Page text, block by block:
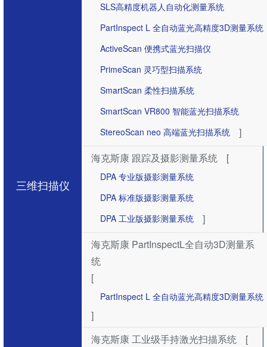
三维扫描仪
SLS高精度机器人自动化测量系统
PartInspect L 全自动蓝光高精度3D测量系统
ActiveScan 便携式蓝光扫描仪
PrimeScan 灵巧型扫描系统
SmartScan 柔性扫描系统
SmartScan VR800 智能蓝光扫描系统
StereoScan neo 高端蓝光扫描系统
]
海克斯康 跟踪及摄影测量系统
[
DPA 专业版摄影测量系统
DPA 标准版摄影测量系统
DPA 工业版摄影测量系统
]
海克斯康 PartInspectL全自动3D测量系
统
[
PartInspect L 全自动蓝光高精度3D测量系统
]
海克斯康 工业级手持激光扫描系统
[